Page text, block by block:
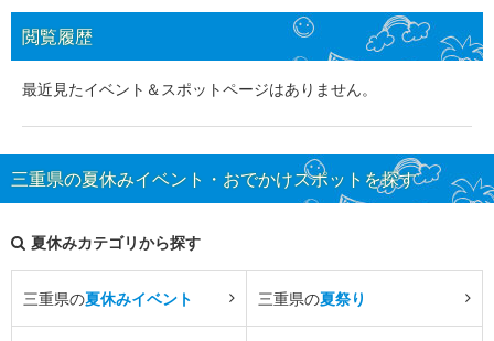
閲覧履歴
最近見たイベント＆スポットページはありません。
三重県の夏休みイベント・おでかけスポットを探す
夏休みカテゴリから探す
三重県の夏休みイベント 三重県の夏祭り